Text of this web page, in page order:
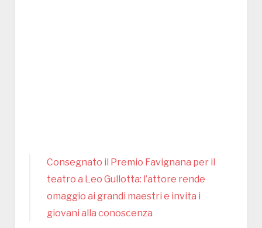
Consegnato il Premio Favignana per il
teatro a Leo Gullotta: l’attore rende
omaggio ai grandi maestri e invita i
giovani alla conoscenza